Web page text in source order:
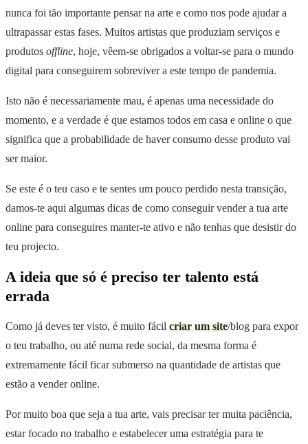
nunca foi tão importante pensar na arte e como nos pode ajudar a
ultrapassar estas fases. Muitos artistas que produziam serviços e
produtos offline, hoje, vêem-se obrigados a voltar-se para o mundo
digital para conseguirem sobreviver a este tempo de pandemia.
Isto não é necessariamente mau, é apenas uma necessidade do
momento, e a verdade é que estamos todos em casa e online o que
significa que a probabilidade de haver consumo desse produto vai
ser maior.
Se este é o teu caso e te sentes um pouco perdido nesta transição,
damos-te aqui algumas dicas de como conseguir vender a tua arte
online para conseguires manter-te ativo e não tenhas que desistir do
teu projecto.
A ideia que só é preciso ter talento está
errada
Como já deves ter visto, é muito fácil criar um site/blog para expor
o teu trabalho, ou até numa rede social, da mesma forma é
extremamente fácil ficar submerso na quantidade de artistas que
estão a vender online.
Por muito boa que seja a tua arte, vais precisar ter muita paciência,
estar focado no trabalho e estabelecer uma estratégia para te